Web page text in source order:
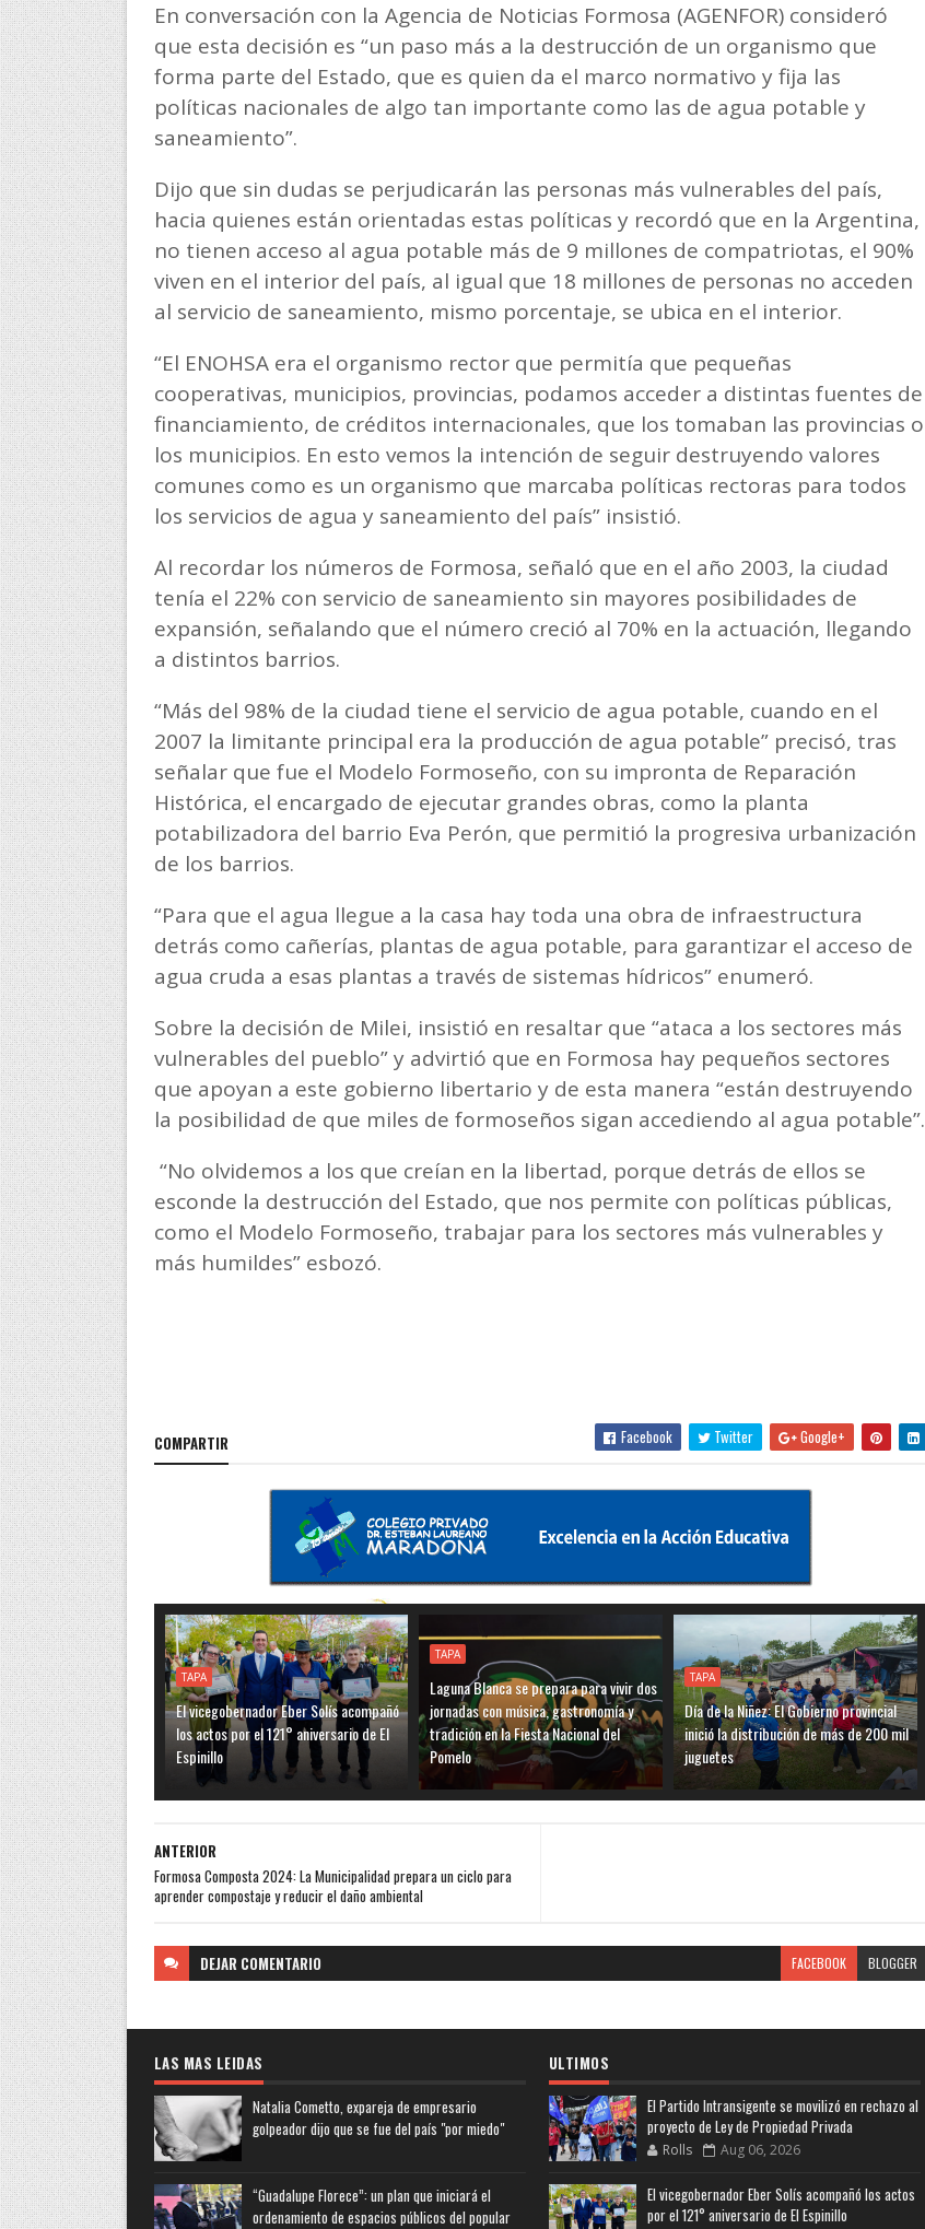
En conversación con la Agencia de Noticias Formosa (AGENFOR) consideró
que esta decisión es “un paso más a la destrucción de un organismo que
forma parte del Estado, que es quien da el marco normativo y fija las
políticas nacionales de algo tan importante como las de agua potable y
saneamiento”.
Dijo que sin dudas se perjudicarán las personas más vulnerables del país,
hacia quienes están orientadas estas políticas y recordó que en la Argentina,
no tienen acceso al agua potable más de 9 millones de compatriotas, el 90%
viven en el interior del país, al igual que 18 millones de personas no acceden
al servicio de saneamiento, mismo porcentaje, se ubica en el interior.
“El ENOHSA era el organismo rector que permitía que pequeñas
cooperativas, municipios, provincias, podamos acceder a distintas fuentes de
financiamiento, de créditos internacionales, que los tomaban las provincias o
los municipios. En esto vemos la intención de seguir destruyendo valores
comunes como es un organismo que marcaba políticas rectoras para todos
los servicios de agua y saneamiento del país” insistió.
Al recordar los números de Formosa, señaló que en el año 2003, la ciudad
tenía el 22% con servicio de saneamiento sin mayores posibilidades de
expansión, señalando que el número creció al 70% en la actuación, llegando
a distintos barrios.
“Más del 98% de la ciudad tiene el servicio de agua potable, cuando en el
2007 la limitante principal era la producción de agua potable” precisó, tras
señalar que fue el Modelo Formoseño, con su impronta de Reparación
Histórica, el encargado de ejecutar grandes obras, como la planta
potabilizadora del barrio Eva Perón, que permitió la progresiva urbanización
de los barrios.
“Para que el agua llegue a la casa hay toda una obra de infraestructura
detrás como cañerías, plantas de agua potable, para garantizar el acceso de
agua cruda a esas plantas a través de sistemas hídricos” enumeró.
Sobre la decisión de Milei, insistió en resaltar que “ataca a los sectores más
vulnerables del pueblo” y advirtió que en Formosa hay pequeños sectores
que apoyan a este gobierno libertario y de esta manera “están destruyendo
la posibilidad de que miles de formoseños sigan accediendo al agua potable”.
“No olvidemos a los que creían en la libertad, porque detrás de ellos se
esconde la destrucción del Estado, que nos permite con políticas públicas,
como el Modelo Formoseño, trabajar para los sectores más vulnerables y
más humildes” esbozó.
COMPARTIR Facebook Twitter Google+
TAPA
El vicegobernador Eber Solís acompañó
los actos por el 121° aniversario de El
Espinillo
TAPA
Laguna Blanca se prepara para vivir dos
jornadas con música, gastronomía y
tradición en la Fiesta Nacional del
Pomelo
TAPA
Día de la Niñez: El Gobierno provincial
inició la distribución de más de 200 mil
juguetes
ANTERIOR
Formosa Composta 2024: La Municipalidad prepara un ciclo para
aprender compostaje y reducir el daño ambiental
DEJAR COMENTARIO FACEBOOK BLOGGER
LAS MAS LEIDAS
Natalia Cometto, expareja de empresario
golpeador dijo que se fue del país "por miedo"
“Guadalupe Florece”: un plan que iniciará el
ordenamiento de espacios públicos del popular
ULTIMOS
El Partido Intransigente se movilizó en rechazo al
proyecto de Ley de Propiedad Privada
Rolls Aug 06, 2026
El vicegobernador Eber Solís acompañó los actos
por el 121° aniversario de El Espinillo